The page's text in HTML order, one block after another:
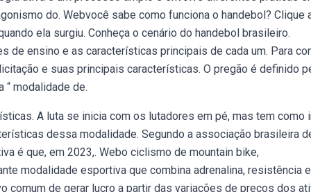
do. Webvocê sabe como funciona o handebol? Clique
ela surgiu. Conheça o cenário do handebol brasileiro.
ensino e as características principais de cada um. Para
e suas principais características. O pregão é definido
“ modalidade de.
A luta se inicia com os lutadores em pé, mas tem como
dessa modalidade. Segundo a associação brasileira
é que, em 2023,. Webo ciclismo de mountain bike,
modalidade esportiva que combina adrenalina, resistência e
comum de gerar lucro a partir das variações de preços dos